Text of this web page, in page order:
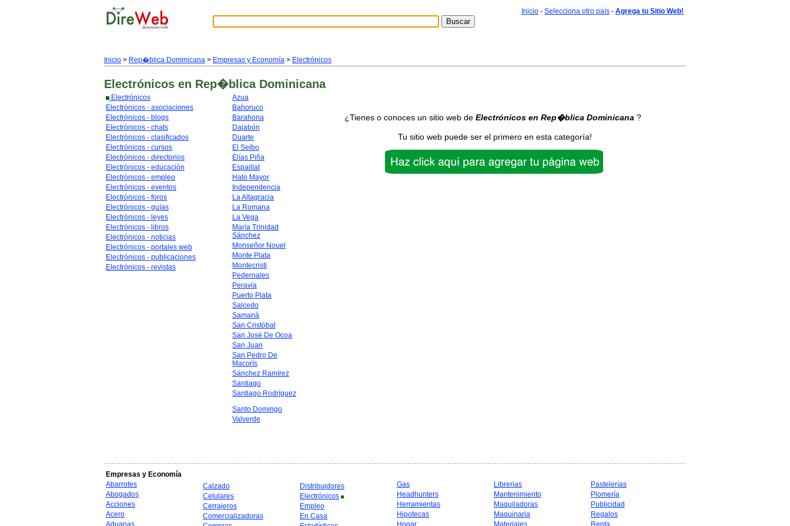
Inicio - Selecciona otro país - Agrega tu Sitio Web!
Inicio > Rep�blica Dominicana > Empresas y Economía > Electrónicos
Electrónicos en Rep�blica Dominicana
Electrónicos
Electrónicos - asociaciones
Electrónicos - blogs
Electrónicos - chats
Electrónicos - clasificados
Electrónicos - cursos
Electrónicos - directorios
Electrónicos - educación
Electrónicos - empleo
Electrónicos - eventos
Electrónicos - foros
Electrónicos - guías
Electrónicos - leyes
Electrónicos - libros
Electrónicos - noticias
Electrónicos - portales web
Electrónicos - publicaciones
Electrónicos - revistas
Azua
Bahoruco
Barahona
Dajabón
Duarte
El Seibo
Elías Piña
Espaillat
Hato Mayor
Independencia
La Altagracia
La Romana
La Vega
María Trinidad
Sánchez
Monseñor Nouel
Monte Plata
Montecristi
Pedernales
Peravia
Puerto Plata
Salcedo
Samaná
San Cristóbal
San José De Ocoa
San Juan
San Pedro De
Macorís
Sánchez Ramírez
Santiago
Santiago Rodríguez
Santo Domingo
Valverde
¿Tienes o conoces un sitio web de Electrónicos en Rep�blica Dominicana ?
Tu sitio web puede ser el primero en esta categoría!
Empresas y Economía
Abarrotes
Abogados
Acciones
Acero
Aduanas
Calzado
Celulares
Cerrajeros
Comercializadoras
Distribuidores
Electrónicos
Empleo
En Casa
Gas
Headhunters
Herramientas
Hipotecas
Hogar
Librerias
Mantenimiento
Maquiladoras
Maquinaria
Materiales
Pastelerías
Plomería
Publicidad
Regalos
Renta